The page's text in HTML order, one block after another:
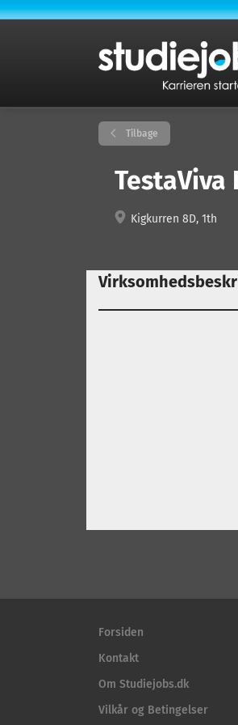
Tilbage
TestaViva
Kigkurren 8D, 1th
Forsiden
Kontakt
Om Studiejobs.dk
Vilkår og Betingelser